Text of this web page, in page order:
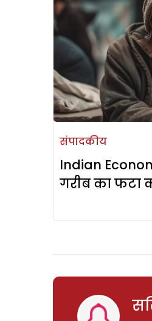
संपादकीय
Indian
गरीब का फटा